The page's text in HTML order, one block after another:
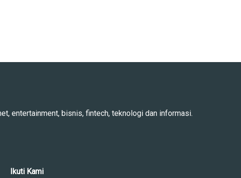
entertainment, bisnis, fintech, teknologi dan informasi.
Ikuti Kami